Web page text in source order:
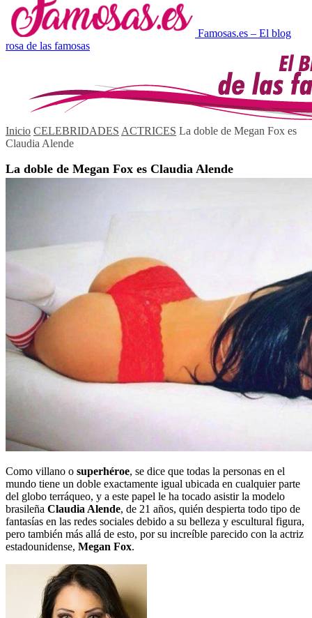
Famosas.es – El blog
rosa de las famosas
Inicio CELEBRIDADES ACTRICES La doble de Megan Fox es
Claudia Alende
La doble de Megan Fox es Claudia Alende
Como villano o superhéroe, se dice que todas la personas en el
mundo tiene un doble exactamente igual ubicada en cualquier parte
del globo terráqueo, y a este papel le ha tocado asistir la modelo
brasileña Claudia Alende, de 21 años, quién despierta todo tipo de
fantasías en las redes sociales debido a su belleza y escultural figura,
pero también más allá de esto, por su increíble parecido con la actriz
estadounidense, Megan Fox.